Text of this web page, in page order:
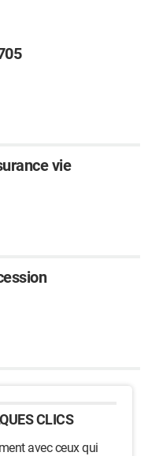
vie
CLICS
avec ceux qui